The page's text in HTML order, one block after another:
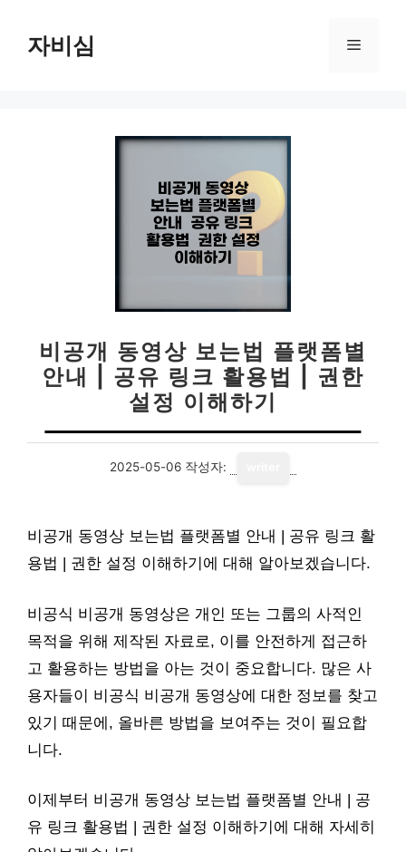
자비심 메
비공개 동영상 보는법 플랫폼별
안내 | 공유 링크 활용법 | 권한
설정 이해하기
2025-05-06 작성자:
비공개 동영상 보는법 플랫폼별 안내 | 공유 링크 활
용법 | 권한 설정 이해하기에 대해 알아보겠습니다.
비공식 비공개 동영상은 개인 또는 그룹의 사적인
목적을 위해 제작된 자료로, 이를 안전하게 접근하
고 활용하는 방법을 아는 것이 중요합니다. 많은 사
용자들이 비공식 비공개 동영상에 대한 정보를 찾고
있기 때문에, 올바른 방법을 보여주는 것이 필요합
니다.
이제부터 비공개 동영상 보는법 플랫폼별 안내 | 공
유 링크 활용법 | 권한 설정 이해하기에 대해 자세히